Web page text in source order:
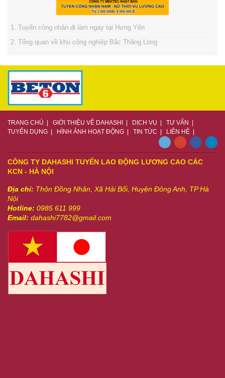
1. Tuyển công nhân đi làm ngay tại Hưng Yên
2. Tổng quan về khu công nghiệp Bắc Thăng Long
4. Tuyển bóng đá nữ Việt Nam giành ngôi vô địch
TRANG CHỦ GIỚI THIỆU VỀ DAHASHI DỊCH VỤ TƯ VẤN
TUYỂN DỤNG
HÌNH ẢNH HOẠT ĐỘNG TIN TỨC LIÊN HỆ
CÔNG TY DAHASHI TUYỂN LAO ĐỘNG LƯƠNG CAO CÁC
KCN - HÀ NỘI
Địa chỉ: Thôn Đồng Nhân, Xã Hải Bối, Huyện Đông Anh, TP Hà
Nội
Hotline: 0985 611 999
Email: dahashi7782@gmail.com